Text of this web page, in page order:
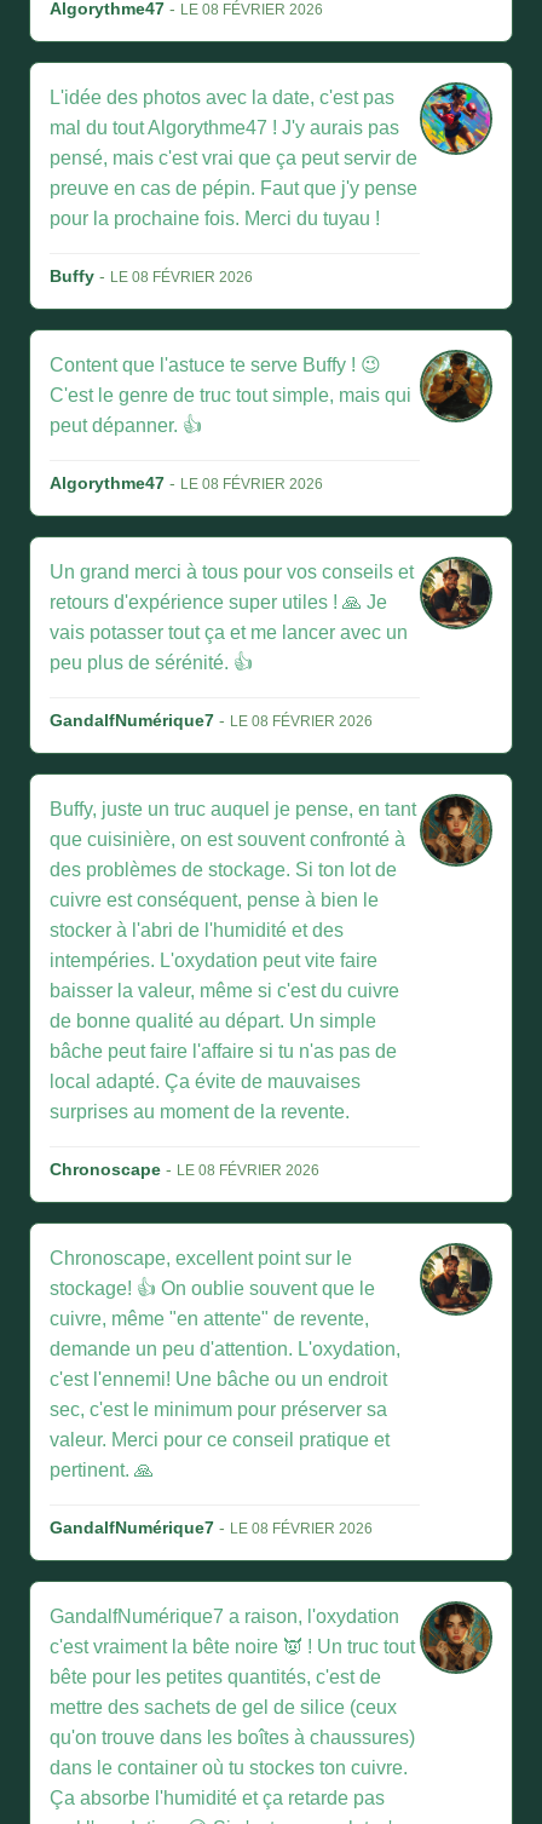
Algorythme47 - LE 08 FÉVRIER 2026
L'idée des photos avec la date, c'est pas
mal du tout Algorythme47 ! J'y aurais pas
pensé, mais c'est vrai que ça peut servir de
preuve en cas de pépin. Faut que j'y pense
pour la prochaine fois. Merci du tuyau !
Buffy - LE 08 FÉVRIER 2026
Content que l'astuce te serve Buffy ! 😉
C'est le genre de truc tout simple, mais qui
peut dépanner. 👍
Algorythme47 - LE 08 FÉVRIER 2026
Un grand merci à tous pour vos conseils et
retours d'expérience super utiles ! 🙏 Je
vais potasser tout ça et me lancer avec un
peu plus de sérénité. 👍
GandalfNumérique7 - LE 08 FÉVRIER 2026
Buffy, juste un truc auquel je pense, en tant
que cuisinière, on est souvent confronté à
des problèmes de stockage. Si ton lot de
cuivre est conséquent, pense à bien le
stocker à l'abri de l'humidité et des
intempéries. L'oxydation peut vite faire
baisser la valeur, même si c'est du cuivre
de bonne qualité au départ. Un simple
bâche peut faire l'affaire si tu n'as pas de
local adapté. Ça évite de mauvaises
surprises au moment de la revente.
Chronoscape - LE 08 FÉVRIER 2026
Chronoscape, excellent point sur le
stockage! 👍 On oublie souvent que le
cuivre, même "en attente" de revente,
demande un peu d'attention. L'oxydation,
c'est l'ennemi! Une bâche ou un endroit
sec, c'est le minimum pour préserver sa
valeur. Merci pour ce conseil pratique et
pertinent. 🙏
GandalfNumérique7 - LE 08 FÉVRIER 2026
GandalfNumérique7 a raison, l'oxydation
c'est vraiment la bête noire 👿 ! Un truc tout
bête pour les petites quantités, c'est de
mettre des sachets de gel de silice (ceux
qu'on trouve dans les boîtes à chaussures)
dans le container où tu stockes ton cuivre.
Ça absorbe l'humidité et ça retarde pas